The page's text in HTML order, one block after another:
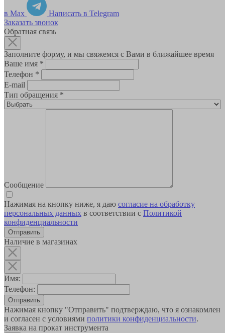
в Max
Написать в Telegram
Заказать звонок
Обратная связь
Заполните форму, и мы свяжемся с Вами в ближайшее время
Ваше имя *
Телефон *
E-mail
Тип обращения *
Сообщение
Нажимая на кнопку ниже, я даю согласие на обработку
персональных данных в соответствии с Политикой
конфиденциальности
Наличие в магазинах
Имя:
Телефон:
Отправить
Нажимая кнопку "Отправить" подтверждаю, что я ознакомлен
и согласен с условиями политики конфиденциальности.
Заявка на прокат инструмента